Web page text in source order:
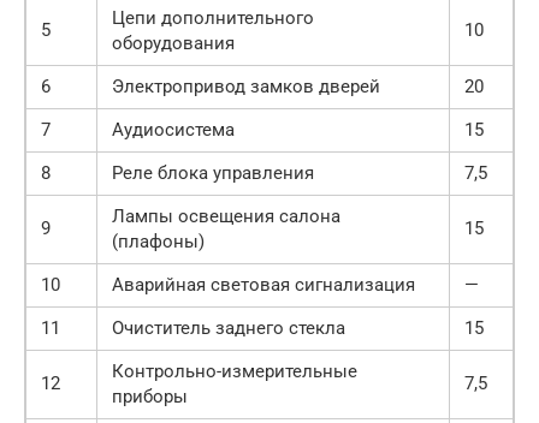
5
Цепи дополнительного
оборудования
10
6 Электропривод замков дверей
20
7
Аудиосистема
15
8
Реле блока управления 7,5
9
Лампы освещения салона
(плафоны)
15
10 Аварийная световая сигнализация
—
11
Очиститель заднего стекла 15
12
Контрольно-измерительные
приборы
7,5